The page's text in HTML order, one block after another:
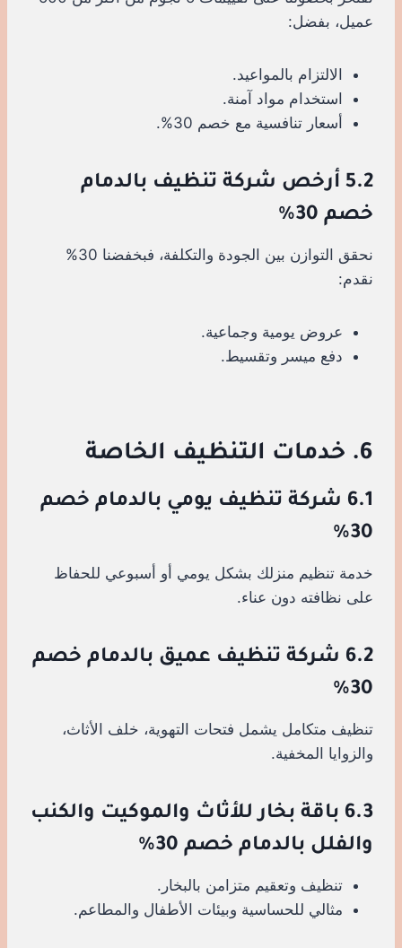
عميل، بفضل:
الالتزام بالمواعيد.
استخدام مواد آمنة.
أسعار تنافسية مع خصم 30%.
5.2 أرخص شركة تنظيف بالدمام
خصم 30%
نحقق التوازن بين الجودة والتكلفة، فبخفضنا 30%
نقدم:
عروض يومية وجماعية.
دفع ميسر وتقسيط.
6. خدمات التنظيف الخاصة
6.1 شركة تنظيف يومي بالدمام خصم
30%
خدمة تنظيم منزلك بشكل يومي أو أسبوعي للحفاظ
على نظافته دون عناء.
6.2 شركة تنظيف عميق بالدمام خصم
30%
تنظيف متكامل يشمل فتحات التهوية، خلف الأثاث،
والزوايا المخفية.
6.3 باقة بخار للأثاث والموكيت والكنب
والفلل بالدمام خصم 30%
تنظيف وتعقيم متزامن بالبخار.
مثالي للحساسية وبيئات الأطفال والمطاعم.